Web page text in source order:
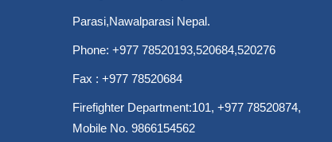
Parasi,Nawalparasi Nepal.
Phone: +977 78520193,520684,520276
Fax : +977 78520684
Firefighter Department:101, +977 78520874,
Mobile No. 9866154562